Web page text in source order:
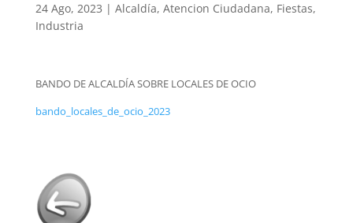
24 Ago, 2023 | Alcaldía, Atencion Ciudadana, Fiestas,
Industria
BANDO DE ALCALDÍA SOBRE LOCALES DE OCIO
bando_locales_de_ocio_2023